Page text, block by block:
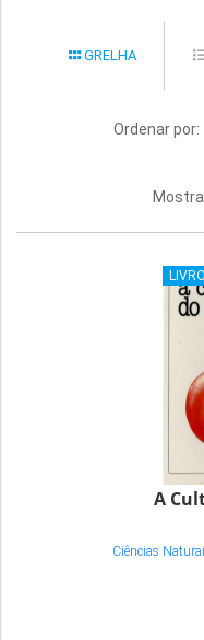
GRELHA
Ordenar por:
LIVRO
A
Ciências